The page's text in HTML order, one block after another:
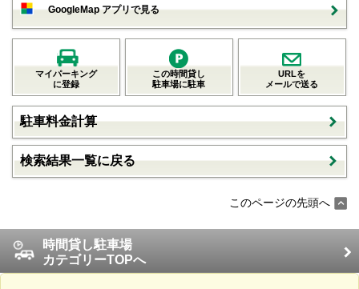
GoogleMap アプリで見る
マイパーキング
に登録
この時間貸し
駐車場に駐車
URLを
メールで送る
駐車料金計算
検索結果一覧に戻る
このページの先頭へ
時間貸し駐車場
カテゴリーTOPへ